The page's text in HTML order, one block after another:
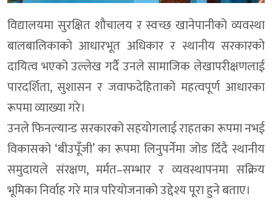
विद्यालयमा सुरक्षित शौचालय र स्वच्छ खानेपानीको व्यवस्था
बालबालिकाको आधारभूत अधिकार र स्थानीय सरकारको
दायित्व भएको उल्लेख गर्दै उनले सामाजिक लेखापरीक्षणलाई
पारदर्शिता, सुशासन र जवाफदेहिताको महत्वपूर्ण आधारका
रूपमा व्याख्या गरे।
उनले फिनल्यान्ड सरकारको सहयोगलाई राहतका रूपमा नभई
विकासको ‘बीउपूँजी’ का रूपमा लिनुपर्नेमा जोड दिँदै स्थानीय
समुदायले संरक्षण, मर्मत–सम्भार र व्यवस्थापनमा सक्रिय
भूमिका निर्वाह गरे मात्र परियोजनाको उद्देश्य पूरा हुने बताए।